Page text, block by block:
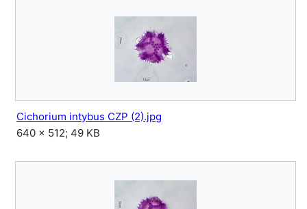
Cichorium intybus CZP (2).jpg
640 × 512; 49 KB